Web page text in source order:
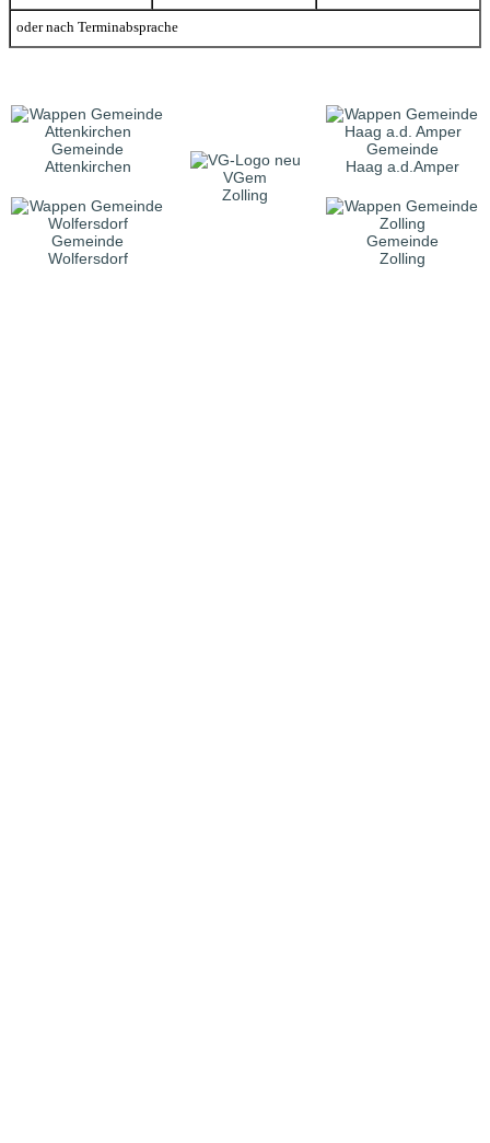
oder nach Terminabsprache
Gemeinde
Attenkirchen
VGem
Zolling
Gemeinde
Haag a.d.Amper
Gemeinde
Wolfersdorf
Gemeinde
Zolling